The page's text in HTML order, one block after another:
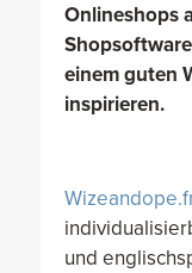
Onlineshops
einem guten
inspirieren.
und